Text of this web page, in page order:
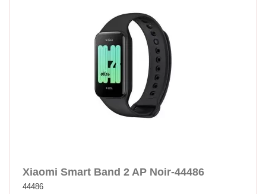
Xiaomi Smart Band 2 AP Noir-44486
44486